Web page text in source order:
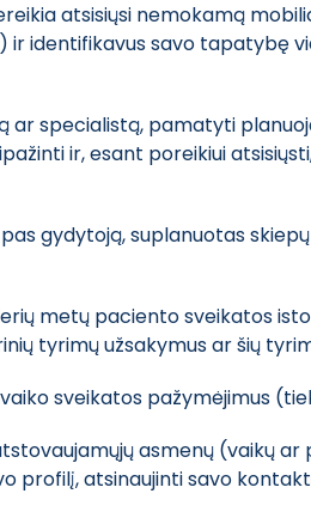
atsisiųsi nemokamą
ir identifikavus savo
ar specialistą, pamatyti
ir, esant poreikiui
gydytoją, suplanuotas
metų paciento sveikatos
tyrimų užsakymus ar šių
sveikatos pažymėjimus
asmenų (vaikų
profilį, atsinaujinti savo